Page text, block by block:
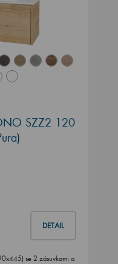
SZZ2 120
DETAIL
se 2 zásuvkami a